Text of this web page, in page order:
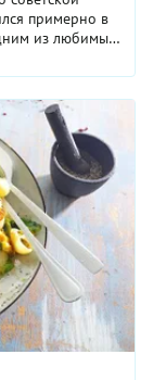
из любимых